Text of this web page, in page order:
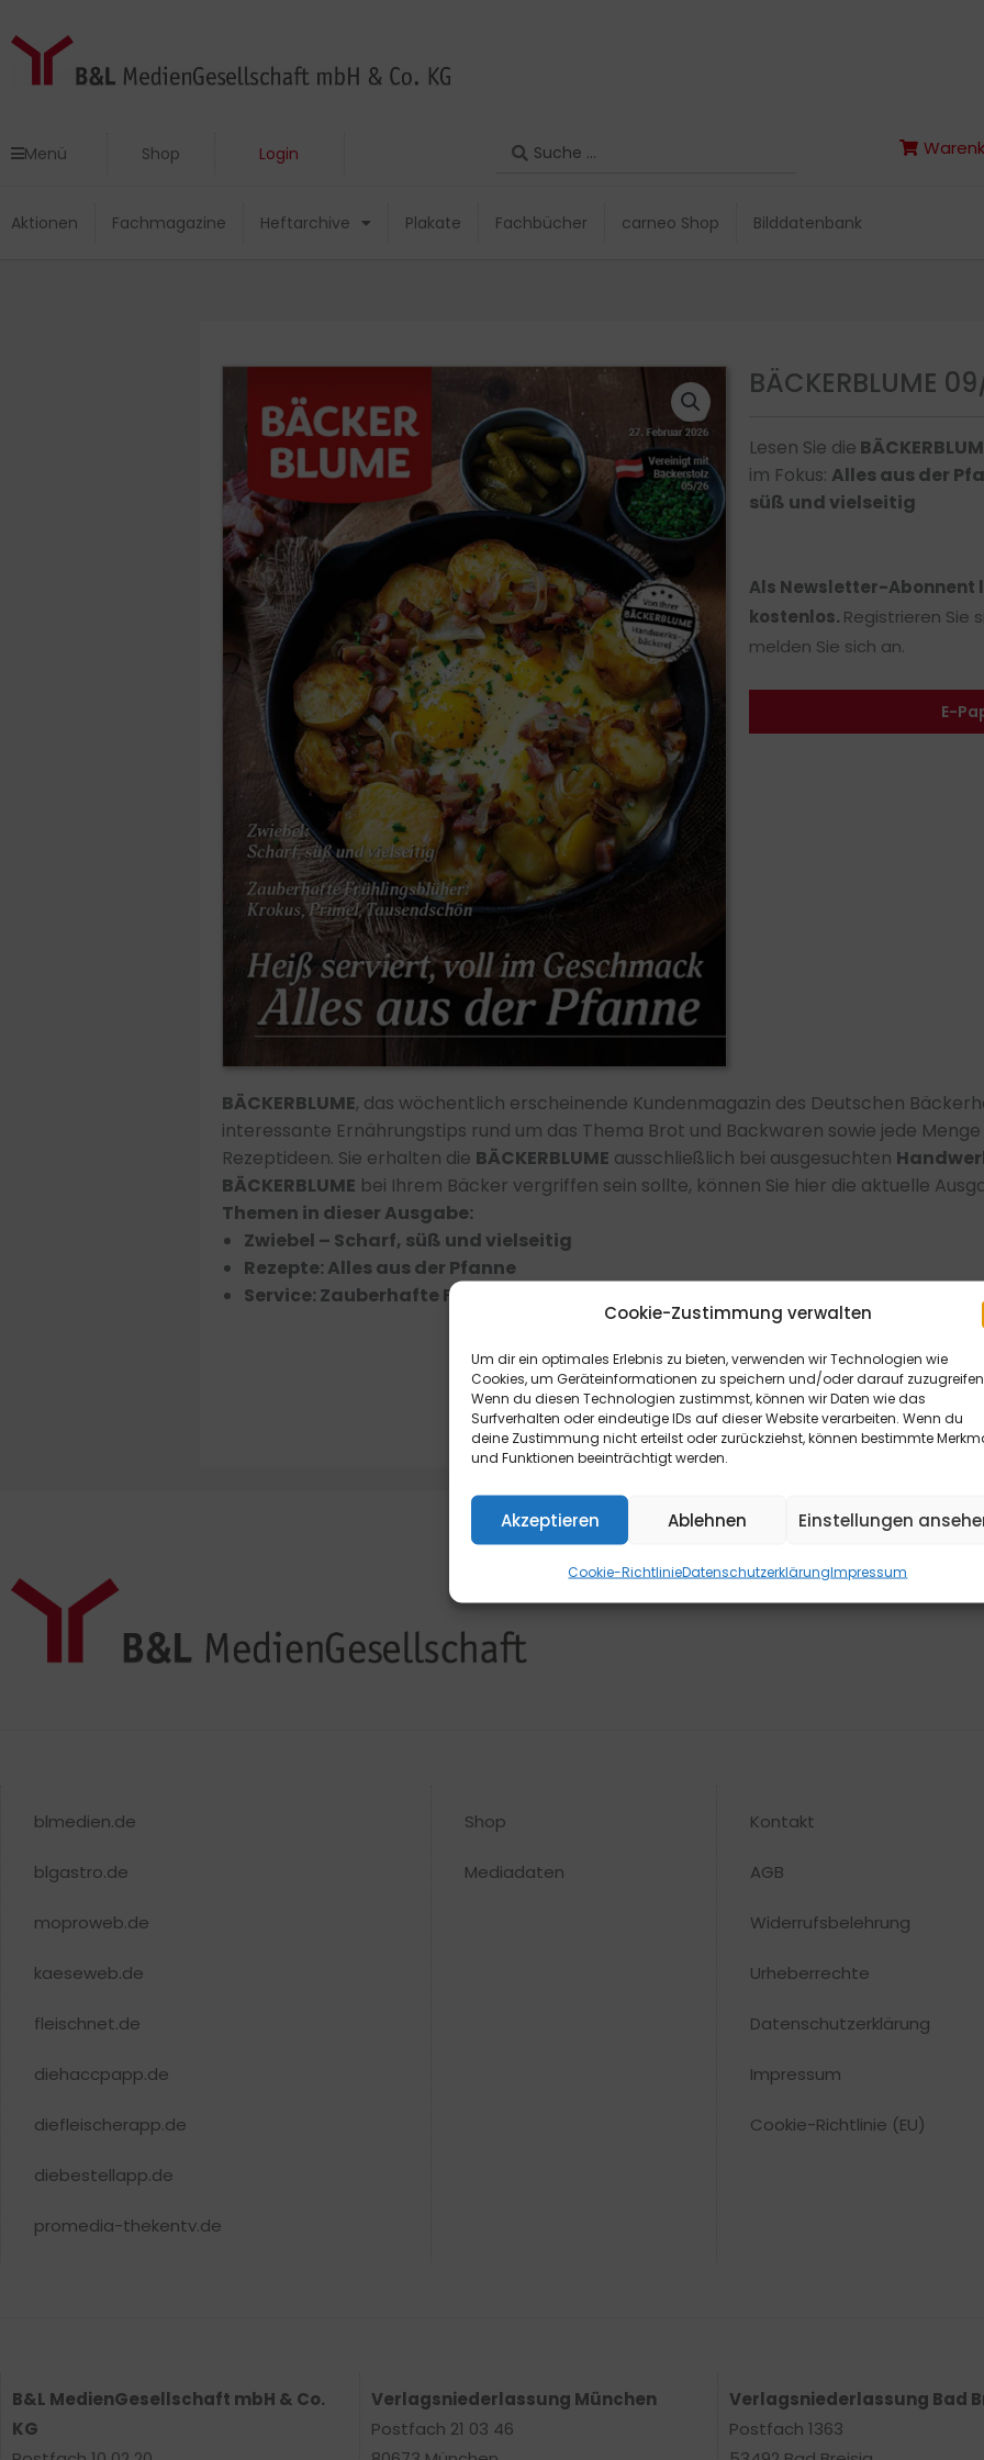
Cookie-Zustimmung verwalten
Um dir ein optimales Erlebnis zu bieten, verwenden wir Technologien wie
Cookies, um Geräteinformationen zu speichern und/oder darauf
Wenn du diesen Technologien zustimmst, können wir Daten wie das
Surfverhalten oder eindeutige IDs auf dieser Website verarbeiten. Wenn du
deine Zustimmung nicht erteilst oder zurückziehst, können bestimmte
und Funktionen beeinträchtigt werden.
Akzeptieren Ablehnen Einstellungen
Cookie-RichtlinieDatenschutzerklärungImpressum
Inhalt
Menü Shop Login
Search
Aktionen Fachmagazine Heftarchive Plakate Fachbücher carneo Shop Bilddatenbank
Menü Shop Login
Search
Aktionen Fachmagazine Heftarchive Plakate Fachbücher carneo Shop Bilddatenbank
BÄCKERBLUME
Lesen Sie die
im Fokus: Alles aus der
süß und vielseitig
Als Newsletter-Abonnent
kostenlos. Registrieren Sie
melden Sie sich an.
E-
BÄCKERBLUME, das wöchentlich erscheinende Kundenmagazin des Deutschen
interessante Ernährungstips rund um das Thema Brot und Backwaren sowie jede
Rezeptideen. Sie erhalten die BÄCKERBLUME ausschließlich bei ausgesuchten
BÄCKERBLUME bei Ihrem Bäcker vergriffen sein sollte, können Sie hier die aktuelle
Themen in dieser Ausgabe:
Zwiebel – Scharf, süß und vielseitig
Rezepte: Alles aus der Pfanne
Service: Zauberhafte Frühlingsblüher: Krokus, Primel, Tausendschön
blmedien.de
blgastro.de
moproweb.de
kaeseweb.de
fleischnet.de
diehaccpapp.de
diefleischerapp.de
diebestellapp.de
promedia-thekentv.de
Shop
Mediadaten
Kontakt
AGB
Widerrufsbelehrung
Urheberrechte​
Datenschutzerklärung
Impressum
Cookie-Richtlinie (EU)
B&L MedienGesellschaft mbH & Co.
KG
Verlagsniederlassung München
Postfach 21 03 46
Verlagsniederlassung Bad
Postfach 1363